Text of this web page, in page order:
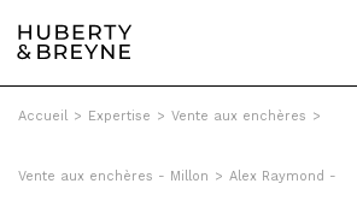
Accueil > Expertise > Vente aux enchères >
Vente aux enchères - Millon > Alex Raymond -